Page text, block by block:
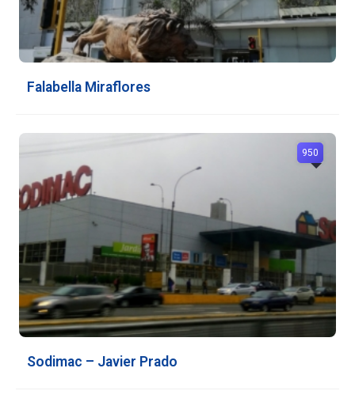
Falabella Miraflores
Sodimac – Javier Prado
950